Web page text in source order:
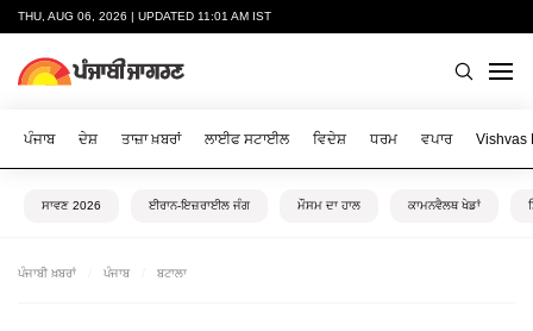
THU, AUG 06, 2026 | UPDATED 11:01 AM IST
ਪੰਜਾਬ ਦੇਸ਼ ਤਾਜ਼ਾ ਖ਼ਬਰਾਂ ਲਾਈਫ ਸਟਾਈਲ ਵਿਦੇਸ਼ ਧਰਮ ਵਪਾਰ Vishvas
ਸਾਵਣ 2026 ਈਰਾਨ-ਇਜ਼ਰਾਈਲ ਜੰਗ ਮੌਸਮ ਦਾ ਹਾਲ ਕਾਮਨਵੈਲਥ ਖੇਡਾਂ
ਪੰਜਾਬੀ ਖ਼ਬਰਾਂ ਪੰਜਾਬ ਬਟਾਲਾ